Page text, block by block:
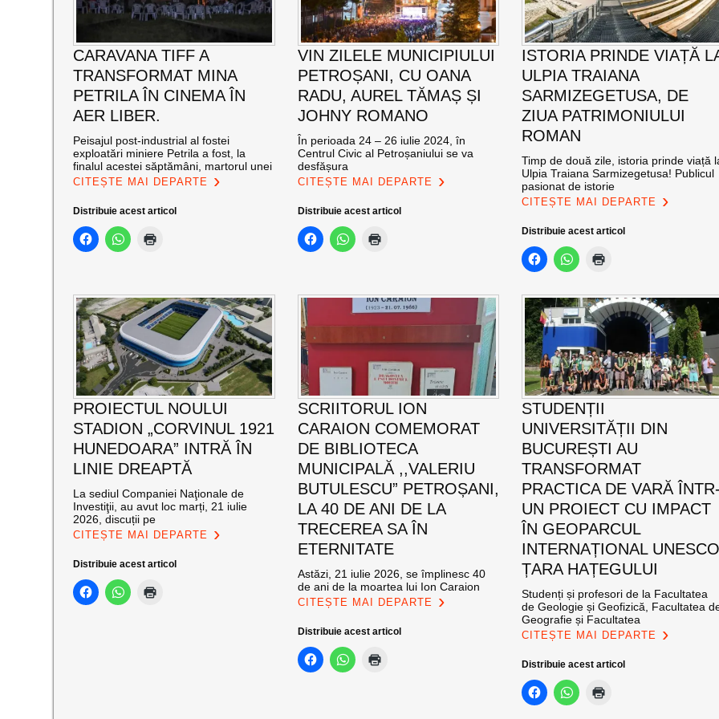
CARAVANA TIFF A
TRANSFORMAT MINA
PETRILA ÎN CINEMA ÎN
AER LIBER.
Peisajul post-industrial al fostei
exploatări miniere Petrila a fost, la
finalul acestei săptămâni, martorul unei
CITEȘTE MAI DEPARTE
Distribuie acest articol
VIN ZILELE MUNICIPIULUI
PETROȘANI, CU OANA
RADU, AUREL TĂMAȘ ȘI
JOHNY ROMANO
În perioada 24 – 26 iulie 2024, în
Centrul Civic al Petroșaniului se va
desfășura
CITEȘTE MAI DEPARTE
Distribuie acest articol
ISTORIA PRINDE VIAȚĂ
ULPIA TRAIANA
SARMIZEGETUSA, DE
ZIUA PATRIMONIULUI
ROMAN
Timp de două zile, istoria prinde viață
Ulpia Traiana Sarmizegetusa! Publicul
pasionat de istorie
CITEȘTE MAI DEPARTE
Distribuie acest articol
PROIECTUL NOULUI
STADION „CORVINUL 1921
HUNEDOARA” INTRĂ ÎN
LINIE DREAPTĂ
La sediul Companiei Naţionale de
Investiţii, au avut loc marți, 21 iulie
2026, discuții pe
CITEȘTE MAI DEPARTE
Distribuie acest articol
SCRIITORUL ION
CARAION COMEMORAT
DE BIBLIOTECA
MUNICIPALĂ ,,VALERIU
BUTULESCU” PETROȘANI,
LA 40 DE ANI DE LA
TRECEREA SA ÎN
ETERNITATE
Astăzi, 21 iulie 2026, se împlinesc 40
de ani de la moartea lui Ion Caraion
CITEȘTE MAI DEPARTE
Distribuie acest articol
STUDENȚII
UNIVERSITĂȚII DIN
BUCUREȘTI AU
TRANSFORMAT
PRACTICA DE VARĂ
UN PROIECT CU IMPACT
ÎN GEOPARCUL
INTERNAȚIONAL
ȚARA HAȚEGULUI
Studenți și profesori de la Facultatea
de Geologie și Geofizică, Facultatea
Geografie și Facultatea
CITEȘTE MAI DEPARTE
Distribuie acest articol